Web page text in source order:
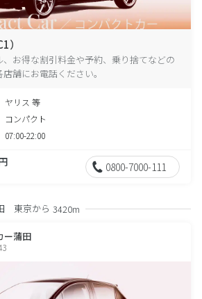
）
お得な割引料金や予約、乗り捨てなどの
舗にお電話ください。
ヤリス 等
コンパクト
07:00-22:00
0800-7000-111
東京から 3420m
ー蒲田